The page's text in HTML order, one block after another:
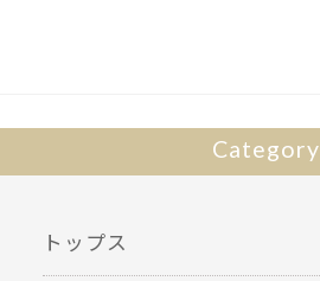
Category
トップス